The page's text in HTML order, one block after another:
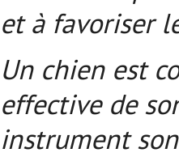
et à favoriser
Un chien est
effective de
instrument